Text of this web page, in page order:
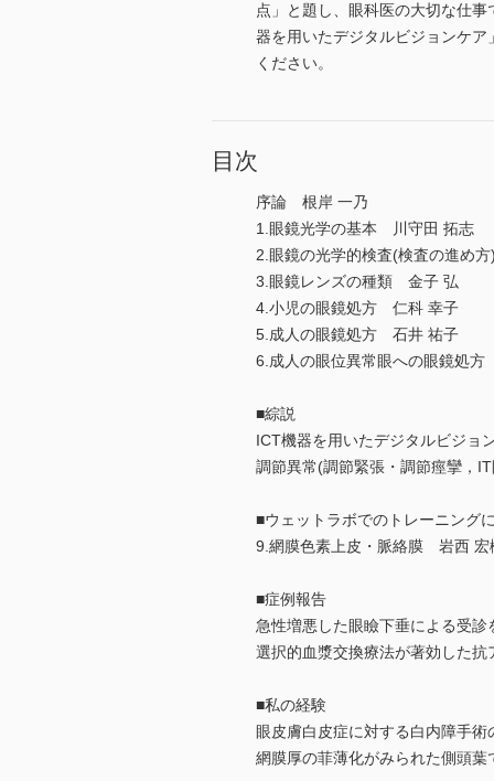
点」と題し、眼科医の大切な仕
器を用いたデジタルビジョンケ
ください。
目次
序論 根岸 一乃
1.眼鏡光学の基本 川守田 拓志
2.眼鏡の光学的検査(検査の進め
3.眼鏡レンズの種類 金子 弘
4.小児の眼鏡処方 仁科 幸子
5.成人の眼鏡処方 石井 祐子
6.成人の眼位異常眼への眼鏡処
■綜説
ICT機器を用いたデジタルビジ
調節異常(調節緊張・調節痙攣，
■ウェットラボでのトレーニング
9.網膜色素上皮・脈絡膜 岩西 宏
■症例報告
急性増悪した眼瞼下垂による受
選択的血漿交換療法が著効した
■私の経験
眼皮膚白皮症に対する白内障手
網膜厚の菲薄化がみられた側頭